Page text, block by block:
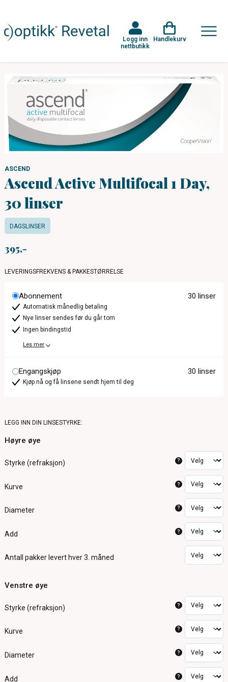
Logg inn
nettbutikk
Handlekurv
ASCEND
Ascend Active Multifocal 1 Day,
30 linser
DAGSLINSER
395
LEVERINGSFREKVENS & PAKKESTØRRELSE
Abonnement 30 linser
Automatisk månedlig betaling
Nye linser sendes før du går tom
Ingen bindingstid
Les mer
Engangskjøp 30 linser
Kjøp nå og få linsene sendt hjem til deg
LEGG INN DIN LINSESTYRKE:
Høyre øye
Styrke (refraksjon) ?
Kurve ?
Diameter ?
Add ?
Antall pakker levert hver 3. måned
Venstre øye
Styrke (refraksjon) ?
Kurve ?
Diameter ?
Add ?